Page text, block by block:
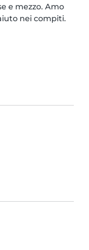
e mezzo. Amo
nei compiti.